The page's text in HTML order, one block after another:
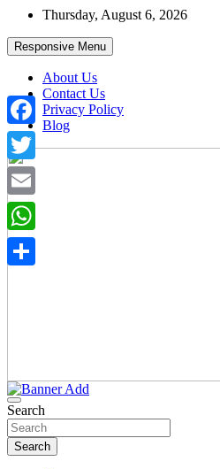
Skip
content
Thursday, August 6, 2026
Responsive Menu
About Us
Contact Us
Privacy Policy
Blog
Search
Search
Facebook
Twitter
Email
WhatsApp